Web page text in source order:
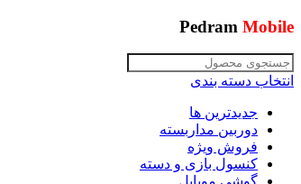
Pedram Mobile
انتخاب دسته بندی
جدیدترین ها
دوربین مداربسته
فروش ویژه
کنسول بازی و دسته